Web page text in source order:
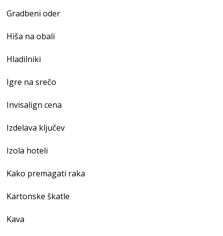
Gradbeni oder
Hiša na obali
Hladilniki
Igre na srečo
Invisalign cena
Izdelava ključev
Izola hoteli
Kako premagati raka
Kartonske škatle
Kava